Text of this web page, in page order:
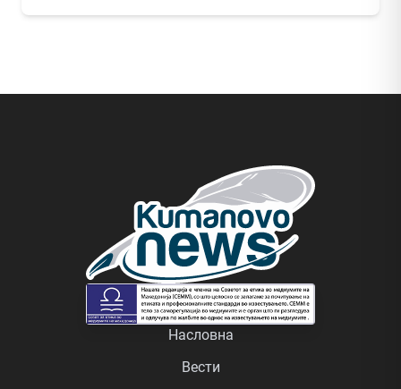
Насловна
Вести